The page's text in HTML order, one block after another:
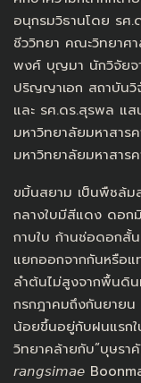
อนุกรมวิธานโดย รศ.
ชีววิทยา คณะวิทยาศ
พงศ์ บุญมา นักวิจัยจ
ปริญญาเอก สถาบันวิ
และ รศ.ดร.สุรพล แส
มหาวิทยาลัยมหาสาร
มหาวิทยาลัยมหาสาร
ขมิ้นสยาม เป็นพืชล้ม
กลางใบมีสีแดง ดอก
กาบใบ ก้านช่อดอกสั้
แยกออกจากกันหรือ
ลำต้นไม่สูงจากพื้นดิน
กรกฎาคมถึงกันยายน
น้อยขึ้นอยู่กับฝนแรก
วิทยาคล้ายกับ”บุษรา
𝘳𝘢𝘯𝘨𝘴𝘪𝘮𝘢𝘦